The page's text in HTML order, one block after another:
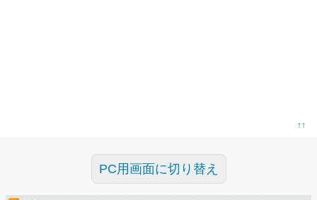
↑↑
PC用画面に切り替え